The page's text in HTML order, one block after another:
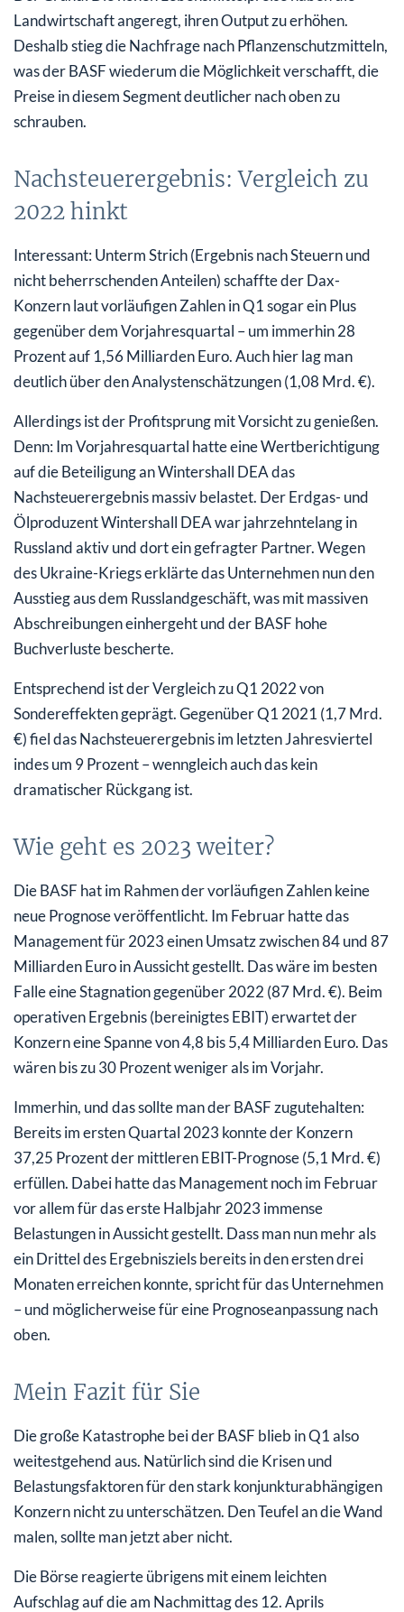
Landwirtschaft angeregt, ihren Output zu erhöhen.
Deshalb stieg die Nachfrage nach Pflanzenschutzmitteln,
was der BASF wiederum die Möglichkeit verschafft, die
Preise in diesem Segment deutlicher nach oben zu
schrauben.
Nachsteuerergebnis: Vergleich zu
2022 hinkt
Interessant: Unterm Strich (Ergebnis nach Steuern und
nicht beherrschenden Anteilen) schaffte der Dax-
Konzern laut vorläufigen Zahlen in Q1 sogar ein Plus
gegenüber dem Vorjahresquartal – um immerhin 28
Prozent auf 1,56 Milliarden Euro. Auch hier lag man
deutlich über den Analystenschätzungen (1,08 Mrd. €).
Allerdings ist der Profitsprung mit Vorsicht zu genießen.
Denn: Im Vorjahresquartal hatte eine Wertberichtigung
auf die Beteiligung an Wintershall DEA das
Nachsteuerergebnis massiv belastet. Der Erdgas- und
Ölproduzent Wintershall DEA war jahrzehntelang in
Russland aktiv und dort ein gefragter Partner. Wegen
des Ukraine-Kriegs erklärte das Unternehmen nun den
Ausstieg aus dem Russlandgeschäft, was mit massiven
Abschreibungen einhergeht und der BASF hohe
Buchverluste bescherte.
Entsprechend ist der Vergleich zu Q1 2022 von
Sondereffekten geprägt. Gegenüber Q1 2021 (1,7 Mrd.
€) fiel das Nachsteuerergebnis im letzten Jahresviertel
indes um 9 Prozent – wenngleich auch das kein
dramatischer Rückgang ist.
Wie geht es 2023 weiter?
Die BASF hat im Rahmen der vorläufigen Zahlen keine
neue Prognose veröffentlicht. Im Februar hatte das
Management für 2023 einen Umsatz zwischen 84 und 87
Milliarden Euro in Aussicht gestellt. Das wäre im besten
Falle eine Stagnation gegenüber 2022 (87 Mrd. €). Beim
operativen Ergebnis (bereinigtes EBIT) erwartet der
Konzern eine Spanne von 4,8 bis 5,4 Milliarden Euro. Das
wären bis zu 30 Prozent weniger als im Vorjahr.
Immerhin, und das sollte man der BASF zugutehalten:
Bereits im ersten Quartal 2023 konnte der Konzern
37,25 Prozent der mittleren EBIT-Prognose (5,1 Mrd. €)
erfüllen. Dabei hatte das Management noch im Februar
vor allem für das erste Halbjahr 2023 immense
Belastungen in Aussicht gestellt. Dass man nun mehr als
ein Drittel des Ergebnisziels bereits in den ersten drei
Monaten erreichen konnte, spricht für das Unternehmen
– und möglicherweise für eine Prognoseanpassung nach
oben.
Mein Fazit für Sie
Die große Katastrophe bei der BASF blieb in Q1 also
weitestgehend aus. Natürlich sind die Krisen und
Belastungsfaktoren für den stark konjunkturabhängigen
Konzern nicht zu unterschätzen. Den Teufel an die Wand
malen, sollte man jetzt aber nicht.
Die Börse reagierte übrigens mit einem leichten
Aufschlag auf die am Nachmittag des 12. Aprils